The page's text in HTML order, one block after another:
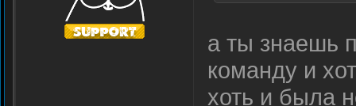
а ты знаешь
команду и
хоть и была